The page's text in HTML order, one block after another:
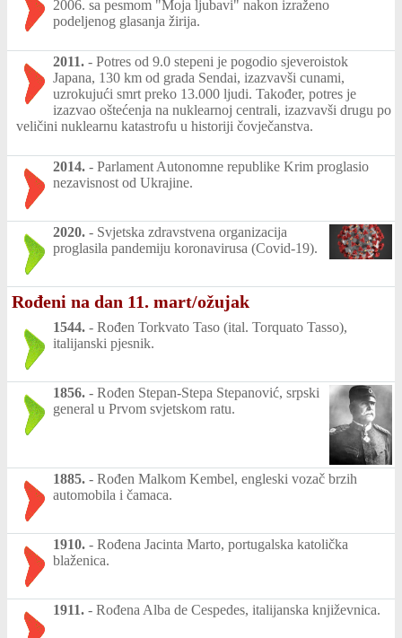
2006. sa pesmom "Moja ljubavi" nakon izraženo
podeljenog glasanja žirija.
2011. - Potres od 9.0 stepeni je pogodio sjeveroistok
Japana, 130 km od grada Sendai, izazvavši cunami,
uzrokujući smrt preko 13.000 ljudi. Također, potres je
izazvao oštećenja na nuklearnoj centrali, izazvavši drugu po
veličini nuklearnu katastrofu u historiji čovječanstva.
2014. - Parlament Autonomne republike Krim proglasio
nezavisnost od Ukrajine.
2020. - Svjetska zdravstvena organizacija
proglasila pandemiju koronavirusa (Covid-19).
Rođeni na dan 11. mart/ožujak
1544. - Rođen Torkvato Taso (ital. Torquato Tasso),
italijanski pjesnik.
1856. - Rođen Stepan-Stepa Stepanović, srpski
general u Prvom svjetskom ratu.
1885. - Rođen Malkom Kembel, engleski vozač brzih
automobila i čamaca.
1910. - Rođena Jacinta Marto, portugalska katolička
blaženica.
1911. - Rođena Alba de Cespedes, italijanska književnica.